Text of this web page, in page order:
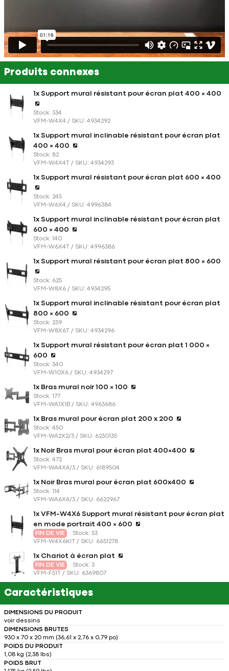
Produits connexes
1x Support mural résistant pour écran plat 400 × 400
Stock: 334
VFM-W4X4 / SKU: 4934292
1x Support mural inclinable résistant pour écran plat
400 × 400
Stock: 82
VFM-W4X4T / SKU: 4934293
1x Support mural résistant pour écran plat 600 × 400
Stock: 245
VFM-W6X4 / SKU: 4996384
1x Support mural inclinable résistant pour écran plat
600 × 400
Stock: 140
VFM-W6X4T / SKU: 4996386
1x Support mural résistant pour écran plat 800 × 600
Stock: 625
VFM-W8X6 / SKU: 4934295
1x Support mural inclinable résistant pour écran plat
800 × 600
Stock: 239
VFM-W8X6T / SKU: 4934296
1x Support mural résistant pour écran plat 1 000 ×
600
Stock: 340
VFM-W10X6 / SKU: 4934297
1x Bras mural noir 100 × 100
Stock: 177
VFM-WA1X1B / SKU: 4963686
1x Bras mural pour écran plat 200 x 200
Stock: 450
VFM-WA2X2/3 / SKU: 6230135
1x Noir Bras mural pour écran plat 400×400
Stock: 472
VFM-WA4X4/3 / SKU: 6189504
1x Noir Bras mural pour écran plat 600x400
Stock: 114
VFM-WA6X4/3 / SKU: 6622967
1x VFM-W4X6 Support mural résistant pour écran plat
en mode portrait 400 × 600
FIN DE VIE
Stock: 53
VFM-W4X6KIT / SKU: 6651278
1x Chariot à écran plat
FIN DE VIE
Stock: 3
VFM-F51T / SKU: 6369807
Caractéristiques
DIMENSIONS DU PRODUIT
voir dessins
DIMENSIONS BRUTES
930 x 70 x 20 mm (36,61 x 2,76 x 0,79 po)
POIDS DU PRODUIT
1,08 kg (2,38 lbs)
POIDS BRUT